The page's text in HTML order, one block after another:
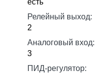
есть
Релейный выход:
2
Аналоговый вход:
3
ПИД-регулятор: